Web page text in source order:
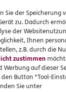
Sie der Speicherung
zu. Dadurch
der
Ihnen
z.B. durch die
zustimmen
auf dieser
Button "Tool-
Sie unter